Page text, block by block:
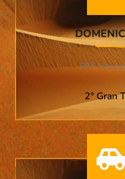
BRP
2° Gran